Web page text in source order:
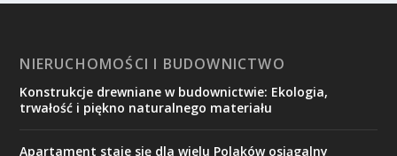
NIERUCHOMOŚCI I BUDOWNICTWO
Konstrukcje drewniane w budownictwie: Ekologia,
trwałość i piękno naturalnego materiału
Apartament staje się dla wielu Polaków osiągalny